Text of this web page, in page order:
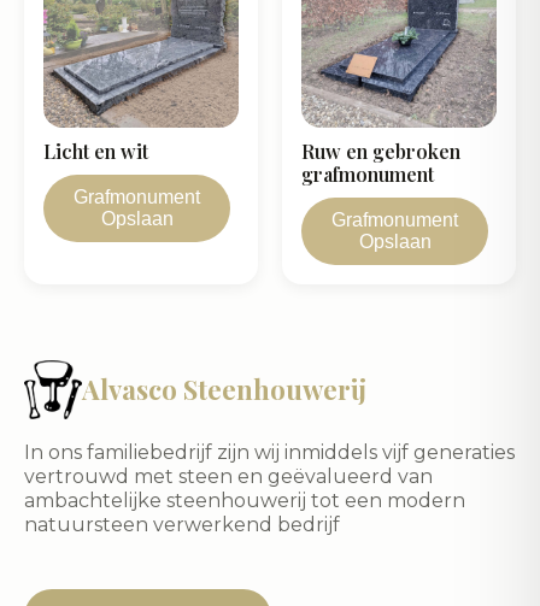
Grafmonument
Opslaan
Licht en wit
Grafmonument
Opslaan
Ruw en gebroken
grafmonument
Alvasco Steenhouwerij
In ons familiebedrijf zijn wij inmiddels vijf generaties
vertrouwd met steen en geëvalueerd van
ambachtelijke steenhouwerij tot een modern
natuursteen verwerkend bedrijf